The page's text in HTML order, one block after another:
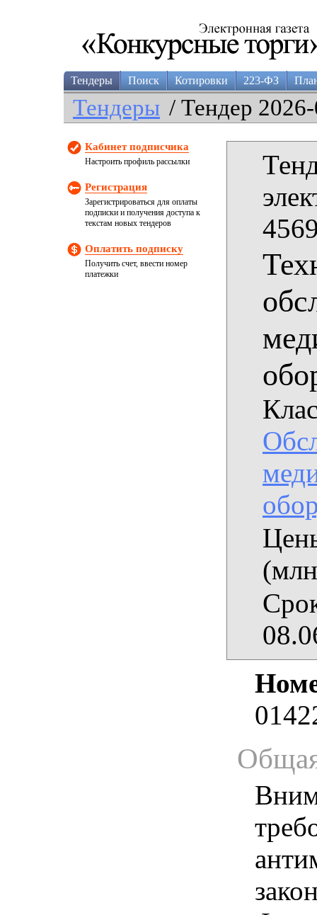
Тендеры Поиск Котировки 223-ФЗ
Тендеры / Тендер
Кабинет подписчика
Настроить профиль рассылки
Регистрация
Зарегистрироваться для оплаты
подписки и получения доступа к
текстам новых тендеров
Оплатить подписку
Получить счет, ввести номер
платежки